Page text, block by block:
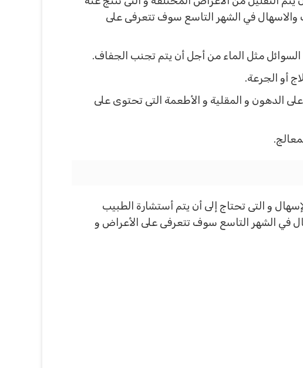
والاسهال في الشهر التاسع سوف تتعرفى على
مثل الماء من أجل أن يتم تجنب الجفاف.
أو الجرعة.
الدهون و المقلية و الأطعمة التى تحتوى على
و التى تحتاج إلى أن يتم أستشارة الطبيب
في الشهر التاسع سوف تتعرفى على الأعراض و